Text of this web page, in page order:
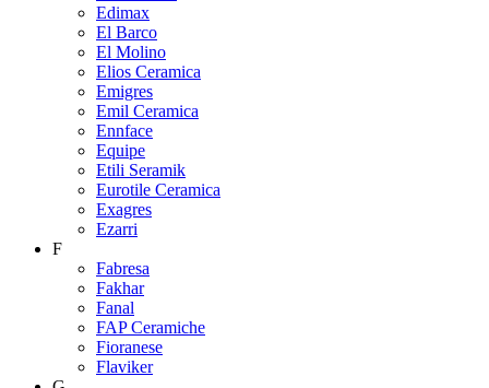
Edimax
El Barco
El Molino
Elios Ceramica
Emigres
Emil Ceramica
Ennface
Equipe
Etili Seramik
Eurotile Ceramica
Exagres
Ezarri
F
Fabresa
Fakhar
Fanal
FAP Ceramiche
Fioranese
Flaviker